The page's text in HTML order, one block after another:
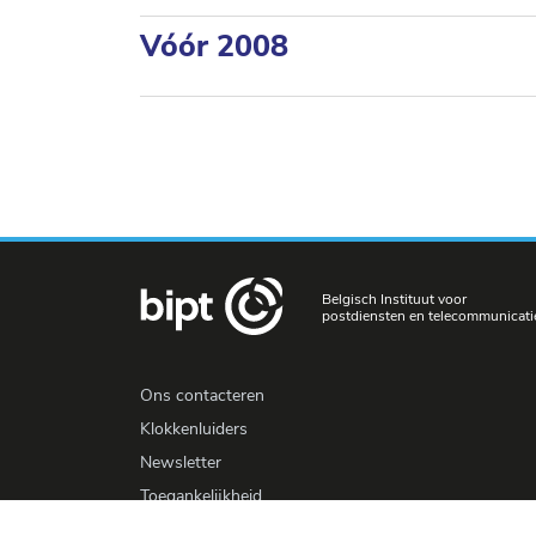
Vóór 2008
Belgisch Instituut voor
postdiensten en
Ons contacteren
Klokkenluiders
Newsletter
Toegankelijkheid